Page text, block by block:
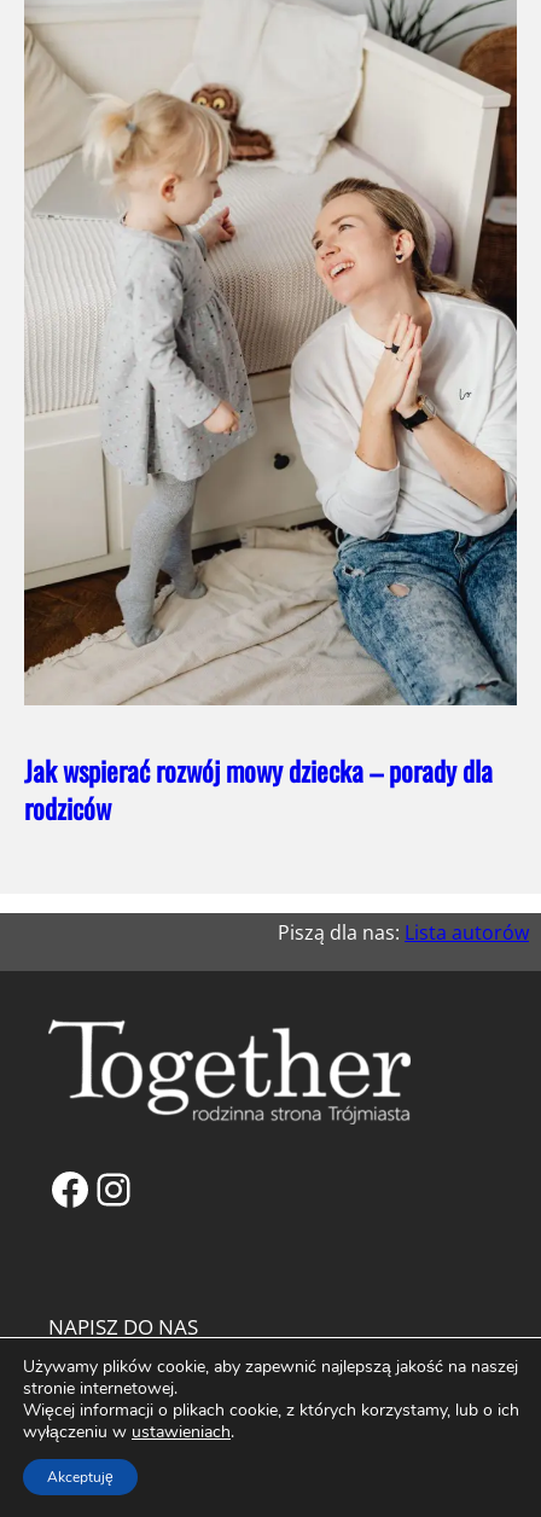
Jak wspierać rozwój mowy dziecka – porady dla
rodziców
Piszą dla nas: Lista autorów
Facebook
Instagram
NAPISZ DO NAS
biuro@fortemedia.pl
O Nas
Kontakt
Reklama na Portalu Together
Partnerzy
Używamy plików cookie, aby zapewnić najlepszą jakość na naszej
stronie internetowej.
Więcej informacji o plikach cookie, z których korzystamy, lub o ich
wyłączeniu w ustawieniach.
Akceptuję